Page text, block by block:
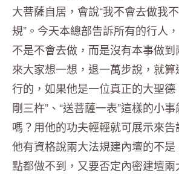
大菩薩自居，會說“我不會去做我
規”。今天本總部告訴所有的行人
不是不會去做，而是沒有本事做
來大家想一想，退一萬步說，就
行的，如果他是一位真正的大聖德
剛三杵”、“送菩薩一表”這樣的小
嗎？用他的功夫輕輕就可展示來
他有資格說兩大法規建內壇的不
點都做不到，又要否定內密建壇